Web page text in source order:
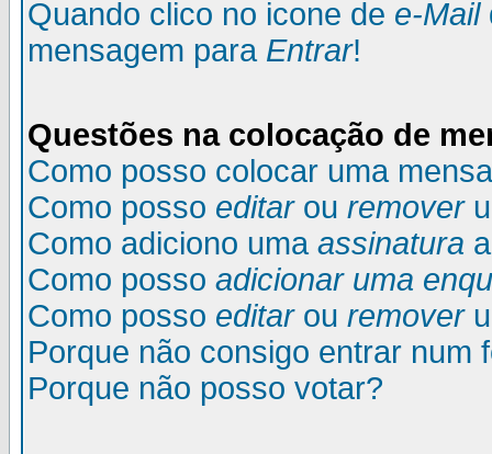
Quando clico no icone de e-Mail
mensagem para Entrar!
Questões na colocação de
Como posso colocar uma
Como posso editarou remover
Como adiciono uma assinatura
Como posso adicionar uma
Como posso editarou remover
Porque não consigo entrar num
Porque não posso votar?